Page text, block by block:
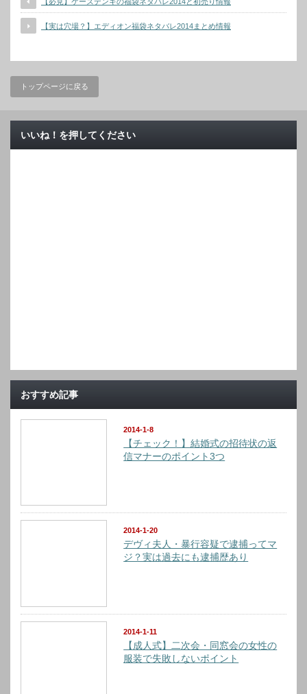
【実は穴場？】エディオン福袋ネタバレ2014まとめ情報
トップページに戻る
いいね！を押してください
おすすめ記事
2014-1-8
【チェック！】結婚式の招待状の返
信マナーのポイント3つ
2014-1-20
デヴィ夫人・暴行容疑で逮捕ってマ
ジ？実は過去にも逮捕歴あり
2014-1-11
【成人式】二次会・同窓会の女性の
服装で失敗しないポイント